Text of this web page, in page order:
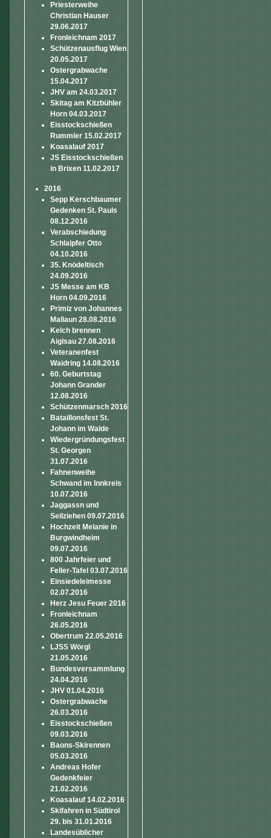
Priesterweihe
Christian Hauser
29.06.2017
Fronleichnam 2017
Schützenausflug Wien
20.05.2017
Ostergrabwache
15.04.2017
JHV am 24.03.2017
Skitag am Kitzbühler
Horn 04.03.2017
Eisstockschießen
Rummler 15.02.2017
Koasalauf 2017
JS Eisstockschießen
in Brixen 11.02.2017
2016
Sepp Kerschbaumer
Gedenken St. Pauls
08.12.2016
Verabschiedung
Schlaipfer Otto
04.10.2016
35. Knödeltisch
24.09.2016
JS Messe am KB
Horn 04.09.2016
Primiz von Johannes
Mallaun 28.08.2016
Kelch brennen
Aiglsau 27.08.2016
Veteranenfest
Waidring 14.08.2016
60. Geburtstag
Johann Grander
12.08.2016
Schützenmarsch 2016
Bataillonsfest St.
Johann im Walde
Wiedergründungsfest
St. Georgen
31.07.2016
Fahnenweihe
Schwand im Innkreis
10.07.2016
Jaggassn und
Seilziehen 09.07.2016
Hochzeit Melanie in
Burgwindheim
09.07.2016
800 Jahrfeier und
Feller-Tafel 03.07.2016
Einsiedeleimesse
02.07.2016
Herz Jesu Feuer 2016
Fronleichnam
26.05.2016
Obertrum 22.05.2016
LJSS Wörgl
21.05.2016
Bundesversammlung
24.04.2016
JHV 01.04.2016
Ostergrabwache
26.03.2016
Eisstockschießen
09.03.2016
Baons-Skirennen
05.03.2016
Andreas Hofer
Gedenkfeier
21.02.2016
Koasalauf 14.02.2016
Skifahren in Südtirol
29. bis 31.01.2016
Landesüblicher